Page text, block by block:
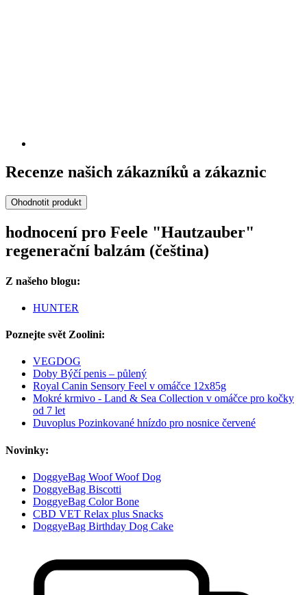
Recenze našich zákazníků a zákaznic
Ohodnotit produkt
hodnocení pro Feele "Hautzauber"
regenerační balzám (čeština)
Z našeho blogu:
HUNTER
Poznejte svět Zoolini:
VEGDOG
Doby Býčí penis – půlený
Royal Canin Sensory Feel v omáčce 12x85g
Mokré krmivo - Land & Sea Collection v omáčce pro kočky
od 7 let
Duvoplus Pozinkované hnízdo pro nosnice červené
Novinky:
DoggyeBag Woof Woof Dog
DoggyeBag Biscotti
DoggyeBag Color Bone
CBD VET Relax plus Snacks
DoggyeBag Birthday Dog Cake